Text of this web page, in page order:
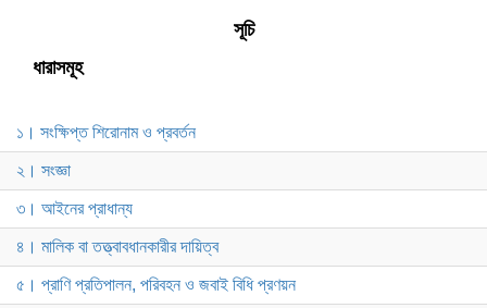
সূচি
ধারাসমূহ
১। সংক্ষিপ্ত শিরোনাম ও প্রবর্তন
২। সংজ্ঞা
৩। আইনের প্রাধান্য
৪। মালিক বা তত্ত্বাবধানকারীর দায়িত্ব
৫। প্রাণি প্রতিপালন, পরিবহন ও জবাই বিধি প্রণয়ন